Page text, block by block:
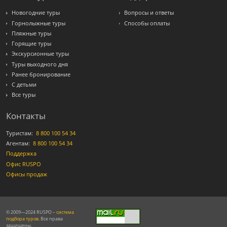
Новогодние туры
Горнолыжные туры
Пляжные туры
Горящие туры
Экскурсионные туры
Туры выходного дня
Ранее бронирование
С детьми
Все туры
Вопросы и ответы
Способы оплаты
Контакты
Туристам: 8 800 100 54 34
Агентам: 8 800 100 54 34
Поддержка
Офис RUSPO
Офисы продаж
© 2009—2024 RUSPO – система
подбора туров. Все права
защищены.